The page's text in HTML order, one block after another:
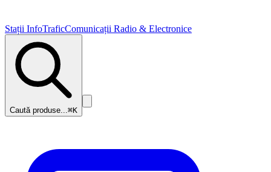
Stații InfoTraficComunicații Radio & Electronice
Caută produse...⌘K